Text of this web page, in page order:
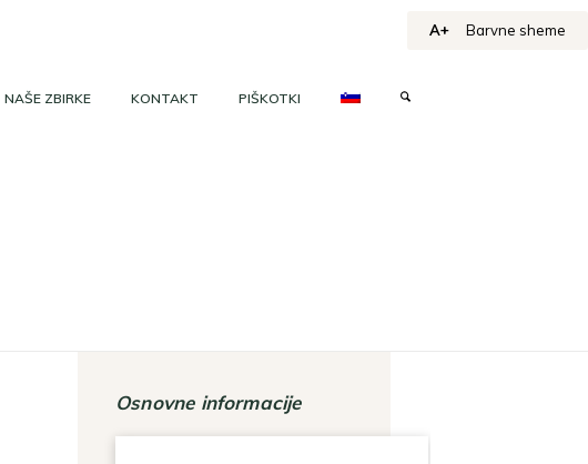
NAŠE ZBIRKE KONTAKT PIŠKOTKI
A+ Barvne sheme
Osnovne informacije